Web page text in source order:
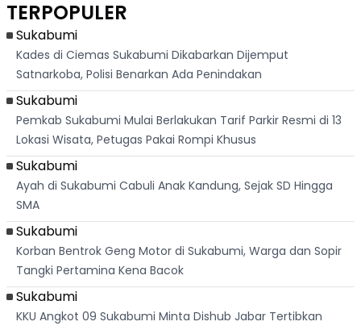
Dari
Palabuhanratu
TERPOPULER
Sukabumi
Kades di Ciemas Sukabumi Dikabarkan Dijemput
Satnarkoba, Polisi Benarkan Ada Penindakan
Sukabumi
Pemkab Sukabumi Mulai Berlakukan Tarif Parkir Resmi di 13
Lokasi Wisata, Petugas Pakai Rompi Khusus
Sukabumi
Ayah di Sukabumi Cabuli Anak Kandung, Sejak SD Hingga
SMA
Sukabumi
Korban Bentrok Geng Motor di Sukabumi, Warga dan Sopir
Tangki Pertamina Kena Bacok
Sukabumi
KKU Angkot 09 Sukabumi Minta Dishub Jabar Tertibkan